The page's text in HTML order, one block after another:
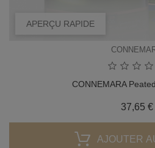
APERÇU RAPIDE
CONNEMARA
37,65 €
AJOUTER